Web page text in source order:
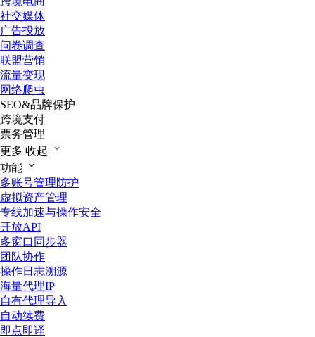
社交媒体
广告投放
问卷调查
联盟营销
流量变现
网络爬虫
SEO&品牌保护
跨境支付
票务管理
更多 收起
功能
多账号管理防护
虚拟资产管理
专线加速与操作安全
开放API
多窗口同步器
团队协作
操作日志溯源
海量代理IP
自有代理导入
自动续费
即点即译